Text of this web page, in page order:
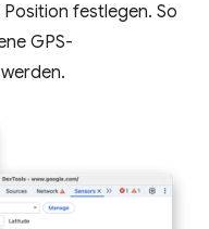
festlegen. So
GPS-